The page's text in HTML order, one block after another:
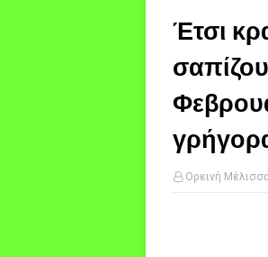
Έτσι
Ορεινή